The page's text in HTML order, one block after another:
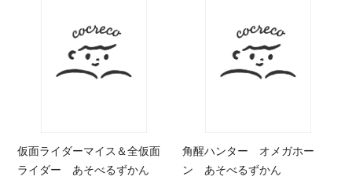
仮面ライダーマイス＆全仮面
ライダー あそべるずかん
角醒ハンター オメガホー
ン あそべるずかん